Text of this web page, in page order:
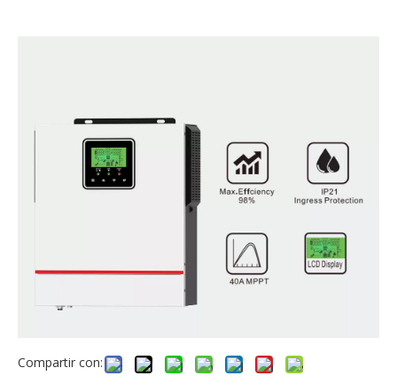
Compartir con: